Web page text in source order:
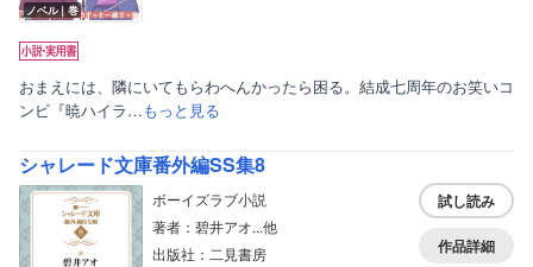
ノベル｜巻
おまえには、隣にいてもらわへんかったら困る。結成七周年のお笑いコ
ンビ『暁ハイラ…もっと見る
シャレード文庫番外編SS集8
ボーイズラブ小説
著者：碧井アオ...他
出版社：二見書房
試し読み
作品詳細